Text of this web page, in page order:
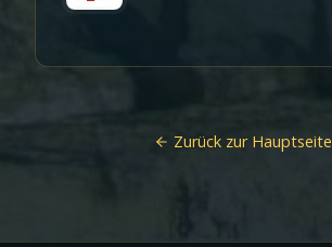
Zurück zur Hauptseite